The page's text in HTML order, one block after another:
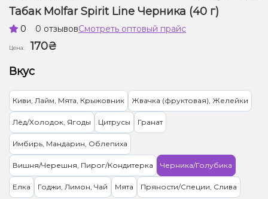
Табак Molfar Spirit Line Черника (40 г)
0 0 отзывовСмотреть оптовый прайс
Цена:
170₴
Вкус
Киви, Лайм, Мята, Крыжовник Жвачка (фруктовая), Желейки
Лёд/Холодок, Ягоды Цитрусы Гранат
Имбирь, Мандарин, Облепиха
Вишня/Черешня, Пирог/Кондитерка Черника/Голубика
Елка Годжи, Лимон, Чай Мята Пряности/Специи, Слива